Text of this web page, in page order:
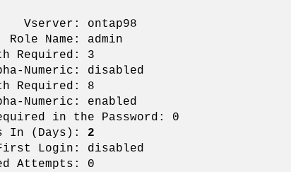
3
disabled
8
enabled
in the Password: 0
2
Login: disabled
0